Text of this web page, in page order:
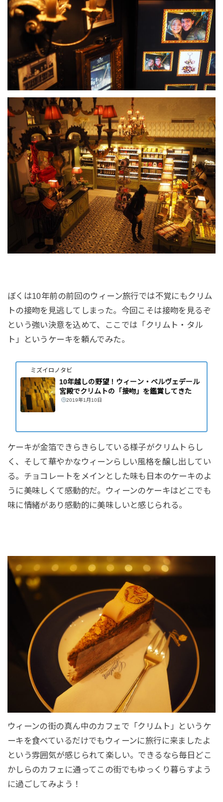
ぼくは10年前の前回のウィーン旅行では不覚にもクリム
トの接吻を見逃してしまった。今回こそは接吻を見るぞ
という強い決意を込めて、ここでは「クリムト・タル
ト」というケーキを頼んでみた。
ミズイロノタビ
10年越しの野望！ウィーン・ベルヴェデール
宮殿でクリムトの「接吻」を鑑賞してきた
2019年1月10日
ケーキが金箔できらきらしている様子がクリムトらし
く、そして華やかなウィーンらしい風格を醸し出してい
る。チョコレートをメインとした味も日本のケーキのよ
うに美味しくて感動的だ。ウィーンのケーキはどこでも
味に情緒があり感動的に美味しいと感じられる。
ウィーンの街の真ん中のカフェで「クリムト」というケ
ーキを食べているだけでもウィーンに旅行に来ましたよ
という雰囲気が感じられて楽しい。できるなら毎日どこ
かしらのカフェに通ってこの街でもゆっくり暮らすよう
に過ごしてみよう！